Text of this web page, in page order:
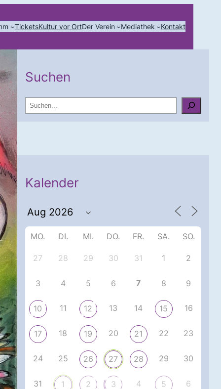
TicketsKultur vor OrtDer Verein Mediathek Kontakt
Suchen
u
Kalender
MO. DI. MI. DO. FR. SA. SO.
27 28 29 30 31 1 2
3 4 5 6 7 8 9
10 11 12 13 14 15 16
17 18 19 20 21 22 23
24 25 26 27 28 29 30
31 1 2 3 4 5 6